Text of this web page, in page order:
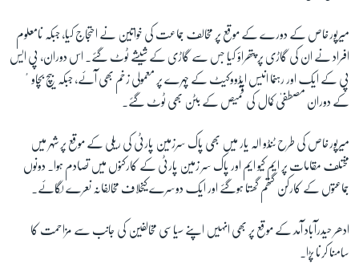
میرپورخاص کے دورے کے موقع پر مخالف جماعت کی خواتین نے احتجاج کیا، جبکہ نامعلوم
افراد نے ان کی گاڑی پر پتھراؤ کیا جس سے گاڑی کے شیشے ٹوٹ گئے۔ اس دوران، پی ایس
پی کے ایک اور رہنما انیس ایڈووکیٹ کے چہرے پر معمولی زخم بھی آئے، جبکہ بیچ بچاوٴ
کے دوران مصطفیٰ کمال کی قمیص کے بٹن بھی ٹوٹ گئے۔
میرپورخاص کی طرح ٹنڈو الہ یار میں بھی پاک سرزمین پارٹی کی ریلی کے موقع پر شہر میں
مختلف مقامات پر ایم کیو ایم اور پاک سر زمین پارٹی کے کارکنوں میں تصادم ہوا۔ دونوں
جماعتوں کے کارکن گتھم گھتا ہوگئے اور ایک دوسرے کیخلاف مخالفانہ نعرے لگائے۔
ادھر حیدرآباد آمد کے موقع پر بھی انہیں اپنے سیاسی مخالفین کی جانب سے مزاحمت کا
سامنا کرنا پڑا۔